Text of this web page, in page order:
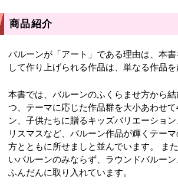
商品紹介
バルーンが「アート」である理由は、本
して作り上げられる作品は、単なる作品
本書では、バルーンのふくらませ方から
つ、テーマに応じた作品群を大小あわせ
ン、子供たちに贈るキッズバリエーショ
リスマスなど、バルーン作品が輝くテー
方とともに所せましと並んでいます。 ま
いバルーンのみならず、ラウンドバルー
ふんだんに取り入れています。